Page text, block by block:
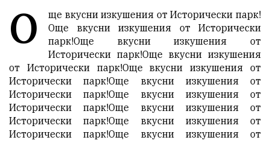
О
ще вкусни изкушения от Исторически парк!
Още вкусни изкушения от Исторически
парк!Още вкусни изкушения от
Исторически парк!Още вкусни изкушения
от Исторически парк!Още вкусни изкушения от
Исторически парк!Още вкусни изкушения от
Исторически парк!Още вкусни изкушения от
Исторически парк!Още вкусни изкушения от
Исторически парк!Още вкусни изкушения от
Исторически парк!Още вкусни изкушения от